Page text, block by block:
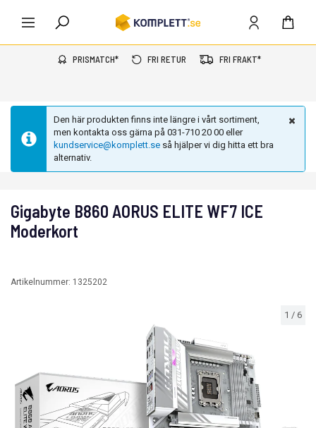
PRISMATCH* FRI RETUR FRI FRAKT*
Den här produkten finns inte längre i vårt sortiment,
men kontakta oss gärna på 031-710 20 00 eller
kundservice@komplett.se så hjälper vi dig hitta ett bra
alternativ.
1 / 6
Gigabyte B860 AORUS ELITE WF7 ICE
Moderkort
Artikelnummer: 1325202